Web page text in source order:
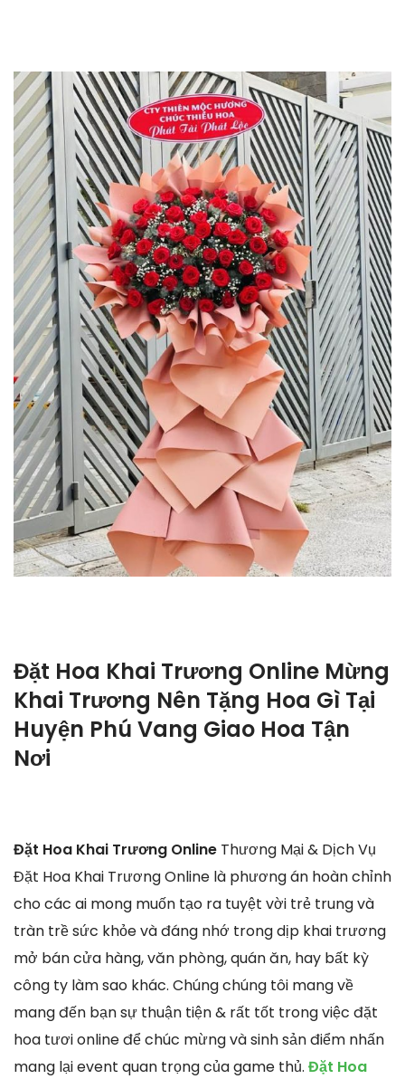
Đặt Hoa Khai Trương Online Mừng
Khai Trương Nên Tặng Hoa Gì Tại
Huyện Phú Vang Giao Hoa Tận
Nơi
Đặt Hoa Khai Trương Online Thương Mại & Dịch Vụ
Đặt Hoa Khai Trương Online là phương án hoàn chỉnh
cho các ai mong muốn tạo ra tuyệt vời trẻ trung và
tràn trề sức khỏe và đáng nhớ trong dịp khai trương
mở bán cửa hàng, văn phòng, quán ăn, hay bất kỳ
công ty làm sao khác. Chúng chúng tôi mang về
mang đến bạn sự thuận tiện & rất tốt trong việc đặt
hoa tươi online để chúc mừng và sinh sản điểm nhấn
mang lại event quan trọng của game thủ. Đặt Hoa